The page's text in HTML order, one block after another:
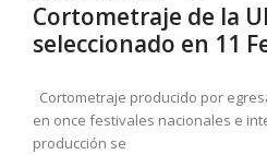
Cortometraje de la
seleccionado en 11
Cortometraje producido por
en once festivales nacionales e
producción se